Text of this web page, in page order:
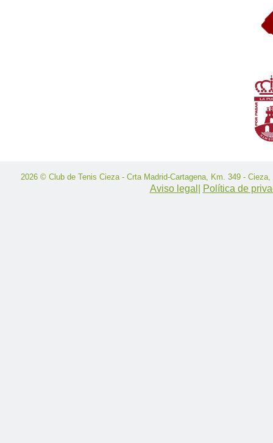
2026 © Club de Tenis Cieza - Crta Madrid-Cartagena, Km. 349 -
Aviso legal Política de